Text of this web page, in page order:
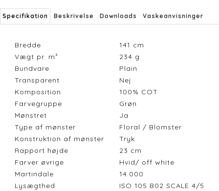
Specifikation Beskrivelse Downloads Vaskeanvisninger
Bredde 141 cm
Vægt pr. m²
234 g
Bundvare
Plain
Transparent
Nej
Komposition
100% COT
Farvegruppe
Grøn
Mønstret
Ja
Type af mønster
Floral / Blomster
Konstruktion af mønster
Tryk
Rapport højde
23 cm
Farver øvrige
Hvid/ off white
Martindale
14.000
Lysægthed
ISO 105 B02 SCALE 4/5